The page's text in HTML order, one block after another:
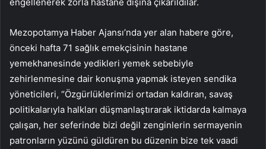
Mezopotamya Haber Ajansı’nda yer alan habere göre,
önceki hafta 71 sağlık emekçisinin hastane
yemekhanesinde yedikleri yemek sebebiyle
zehirlenmesine dair konuşma yapmak isteyen sendika
yöneticileri, “Özgürlüklerimizi ortadan kaldıran, savaş
politikalarıyla halkları düşmanlaştırarak iktidarda kalmaya
çalışan, her seferinde bizi değil zenginlerin sermayenin
patronların yüzünü güldüren bu düzenin bize tek vaadi